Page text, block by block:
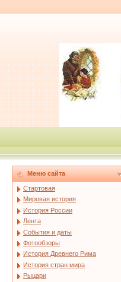
Меню сайта
Стартовая
Мировая история
История России
Лента
События и даты
Фотообзоры
История Древнего Рима
История стран мира
Рыцари